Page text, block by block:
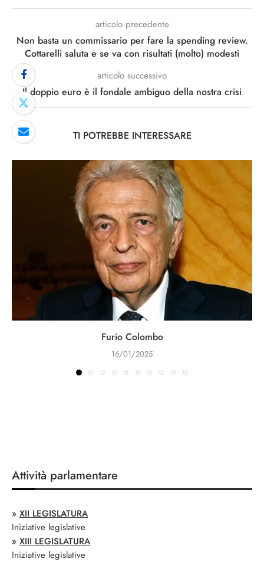
articolo precedente
Non basta un commissario per fare la spending review.
Cottarelli saluta e se va con risultati (molto) modesti
articolo successivo
Il doppio euro è il fondale ambiguo della nostra crisi
TI POTREBBE INTERESSARE
Furio Colombo
16/01/2025
Attività parlamentare
» XII LEGISLATURA
Iniziative legislative
» XIII LEGISLATURA
Iniziative legislative